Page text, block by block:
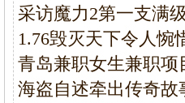
采访魔力2第一支满
1.76毁灭天下令人惋
青岛兼职女生兼职项
海盗自述牵出传奇故